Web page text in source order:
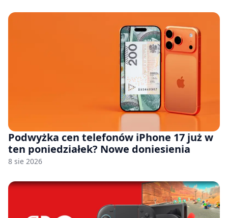
Podwyżka cen telefonów iPhone 17 już w
ten poniedziałek? Nowe doniesienia
8 sie 2026